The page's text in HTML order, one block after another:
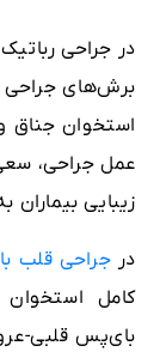
در جراحی
برش‌های جراحی
استخوان جناق
عمل جراحی،
زیبایی
در جراحی قلب
کامل
بای‌پس قلبی-